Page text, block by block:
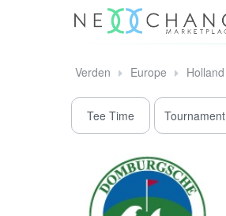
Verden Europe Holland
Tee Time Tournament